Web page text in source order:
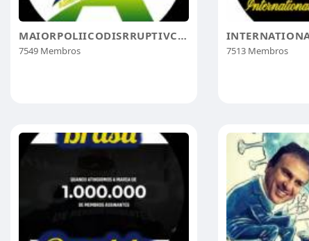
MAIORPOLIICODISRRUPTIVCONSERVADORCRISTÃO
7549 Membros 7513 Membros